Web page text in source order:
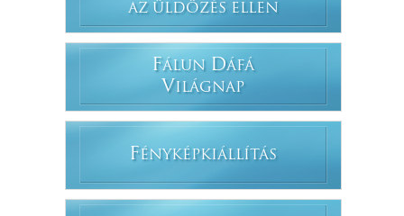
AZ ÜLDÖZÉS ELLEN
FÁLUN DÁFÁ
VILÁGNAP
FÉNYKÉPKIÁLLÍTÁS